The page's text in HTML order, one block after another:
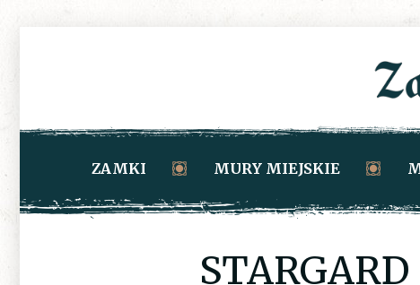
ZAMKI MURY MIEJSKIE